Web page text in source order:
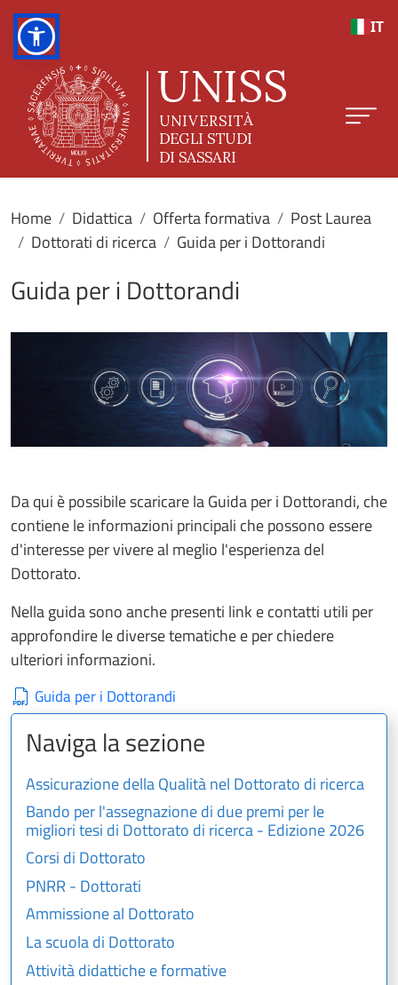
IT
Home Didattica Offerta formativa
Post Laurea
Dottorati di ricerca
Guida per i Dottorandi
Guida per i Dottorandi
Da qui è possibile scaricare la Guida per i Dottorandi, che
contiene le informazioni principali che possono essere
d'interesse per vivere al meglio l'esperienza del
Dottorato.
Nella guida sono anche presenti link e contatti utili per
approfondire le diverse tematiche e per chiedere
ulteriori informazioni.
Guida per i Dottorandi
Naviga la sezione
Assicurazione della Qualità nel Dottorato di ricerca
Bando per l'assegnazione di due premi per le
migliori tesi di Dottorato di ricerca - Edizione 2026
Corsi di Dottorato
PNRR - Dottorati
Ammissione al Dottorato
La scuola di Dottorato
Attività didattiche e formative